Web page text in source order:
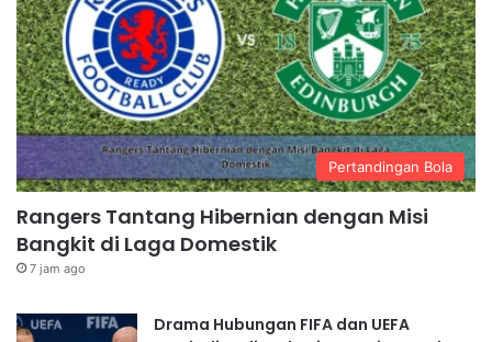
Pertandingan Bola
Rangers Tantang Hibernian dengan Misi
Bangkit di Laga Domestik
7 jam ago
Drama Hubungan FIFA dan UEFA